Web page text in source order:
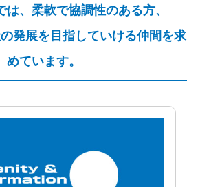
、柔軟で協調性のある方、
発展を目指していける仲間を求
めています。